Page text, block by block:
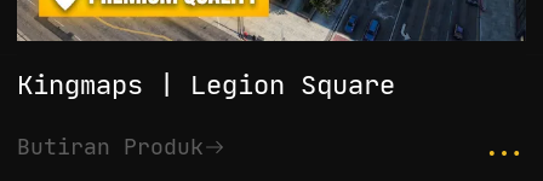
Kingmaps | Legion Square
Butiran Produk ...